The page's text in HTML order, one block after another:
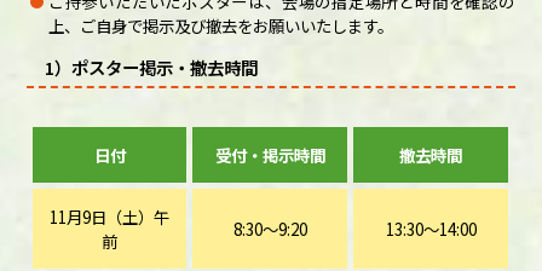
上、ご自身で掲示及び撤去をお願いいたします。
1）ポスター掲示・撤去時間
日付 受付・掲示時間 撤去時間
11月9日（土）午
前
8:30～9:20 13:30～14:00